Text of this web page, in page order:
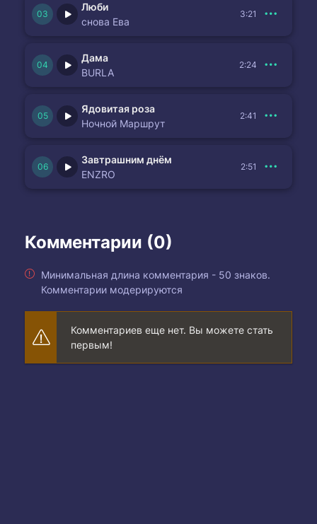
Люби
снова Ева
3:21
Дама
BURLA
2:24
Ядовитая роза
Ночной Маршрут
2:41
Завтрашним днём
ENZRO
2:51
Комментарии (0)
Минимальная длина комментария - 50 знаков.
Комментарии модерируются
Комментариев еще нет. Вы можете стать
первым!